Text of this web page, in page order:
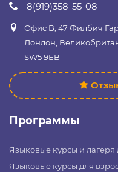
8(919)358-55-08
Офис B, 47 Филбич
Лондон,
SW5 9EB
Программы
Языковые курсы и лагеря
Языковые курсы для